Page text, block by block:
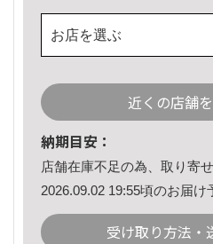
お店を選ぶ
近くの店舗
納期目安：
店舗在庫不足の為、取り寄
2026.09.02 19:55頃のお届け
受け取り方法・